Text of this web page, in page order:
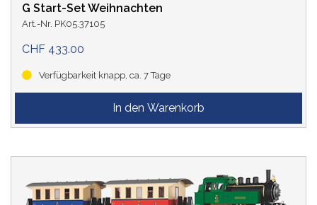
G Start-Set Weihnachten
Art.-Nr. PK05.37105
CHF 433.00
Verfügbarkeit knapp, ca. 7 Tage